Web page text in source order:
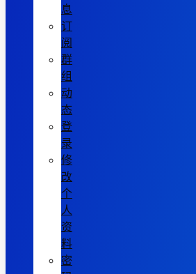
息
订
阅
群
组
动
态
登
录
修
改
个
人
资
料
密